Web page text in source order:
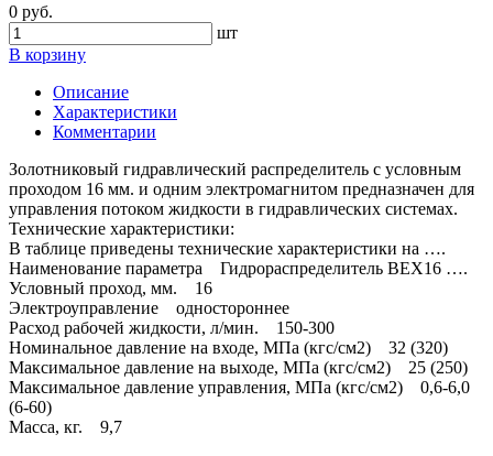
0 руб.
шт
В корзину
Описание
Характеристики
Комментарии
Золотниковый гидравлический распределитель с условным
проходом 16 мм. и одним электромагнитом предназначен для
управления потоком жидкости в гидравлических системах.
Технические характеристики:
В таблице приведены технические характеристики на ….
Наименование параметра Гидрораспределитель ВЕХ16 ….
Условный проход, мм. 16
Электроуправление одностороннее
Расход рабочей жидкости, л/мин. 150-300
Номинальное давление на входе, МПа (кгс/см2) 32 (320)
Максимальное давление на выходе, МПа (кгс/см2) 25 (250)
Максимальное давление управления, МПа (кгс/см2) 0,6-6,0
(6-60)
Масса, кг. 9,7